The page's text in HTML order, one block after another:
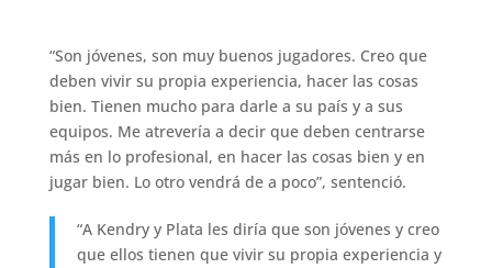
“Son jóvenes, son muy buenos jugadores. Creo que
deben vivir su propia experiencia, hacer las cosas
bien. Tienen mucho para darle a su país y a sus
equipos. Me atrevería a decir que deben centrarse
más en lo profesional, en hacer las cosas bien y en
jugar bien. Lo otro vendrá de a poco”, sentenció.
“A Kendry y Plata les diría que son jóvenes y creo
que ellos tienen que vivir su propia experiencia y